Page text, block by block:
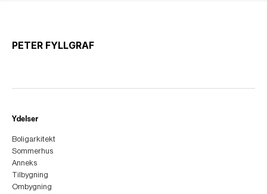
PETER FYLLGRAF
Ydelser
Boligarkitekt
Sommerhus
Anneks
Tilbygning
Ombygning